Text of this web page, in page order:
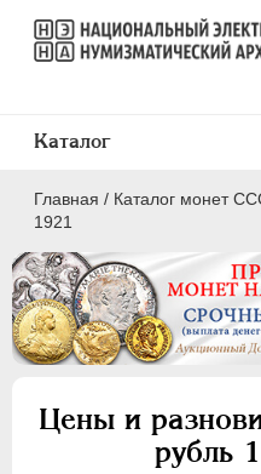
Главная / Каталог монет
1921
Цены и
рубль
Каталог
ПОЛКОПЕЙКИ
2 КОПЕЙКИ